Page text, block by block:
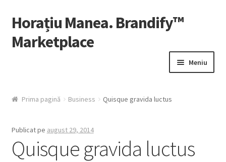
Sari
la
navigare
Sari
la
conținut
Horațiu Manea. Brandify™
Marketplace
Meniu
HelpDesk
Prima pagină Business Quisque gravida luctus
Publicat pe august 29, 2014
Quisque gravida luctus